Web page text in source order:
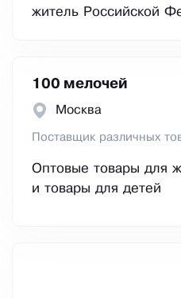
житель Российской
100 мелочей
Москва
Поставщик различных
Оптовые товары для
и товары для детей